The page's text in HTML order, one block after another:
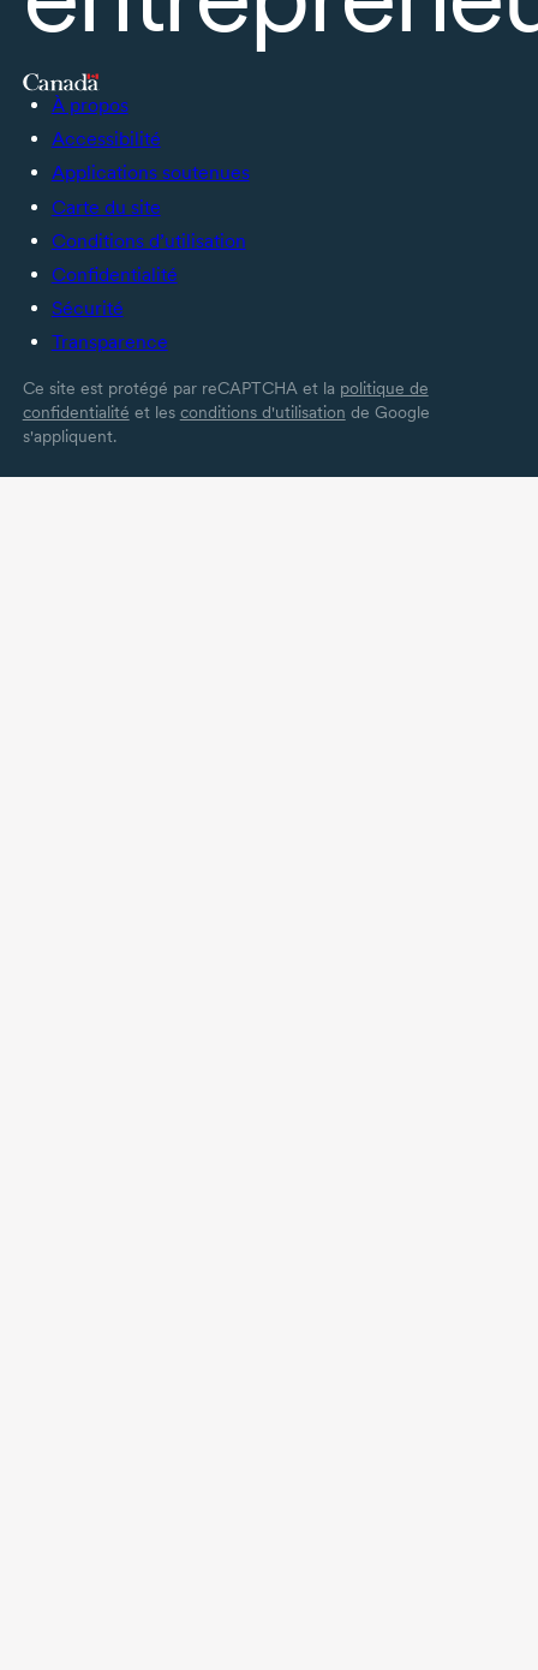
À propos
Accessibilité
Applications soutenues
Carte du site
Conditions d’utilisation
Confidentialité
Sécurité
Transparence
Ce site est protégé par reCAPTCHA et la politique de
confidentialité et les conditions d'utilisation de Google
s'appliquent.